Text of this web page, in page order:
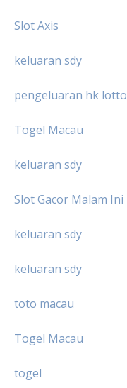
Slot Axis
keluaran sdy
pengeluaran hk lotto
Togel Macau
keluaran sdy
Slot Gacor Malam Ini
keluaran sdy
keluaran sdy
toto macau
Togel Macau
togel